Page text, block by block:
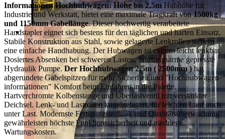
Informationen Hochhubwagen: Höhe bis 2,5m Hubhöhe für
Industrie und Werkstatt, bietet eine maximale Tragkraft von1500kg
und 1150mm Gabellänge. Dieser hochwertig verarbeitete
Handstapler eignet sich bestens für den täglichen und harten Einsatz.
Stabile Konstruktion aus Stahl, sowie gelagerte Lenkrollen sichern
eine einfache Handhabung. Der Hubwagen ist extrem leicht lenkbar.
Dosiertes Absenken bei schweren Lasten, Wartungsarme gepresste
Hydraulik Pumpe. Der Hochhubwagen 2,5m ( 2500mm )hat
abgerundete Gabelspitzen für mehr Sicherheit und "Hochhubwagen
informationen" Komfort beim Einfahren in die Palette.
Hartverchromte Kolbenstange und Überlastventil mit verstärkter
Deichsel. Lenk- und Lastrollen kugelgelagert, für leichten Lauf auch
unter Last. Modernste Fertigungstechnik und Qualitätsüberwachung
gewährleisten höchste Funktionssicherheit und niedriege
Wartungskosten.